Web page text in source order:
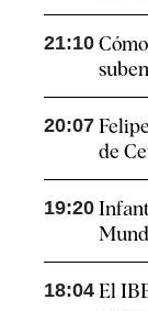
21:10
20:07
de
19:20
18:04 El